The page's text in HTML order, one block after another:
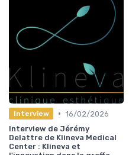
Interview • 16/02/2026
Interview de Jérémy
Delattre de Klineva Medical
Center : Klineva et